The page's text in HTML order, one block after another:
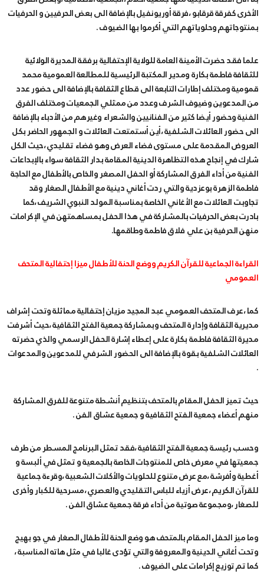
الأخرى كفرقة قرقابو ،فرقة أوريونفيل بالإضافة الى بعض الحرفيين و الحرفيات
بمنتوجاتهم وحلوياتهم التي أكرموا بها الضيوف .
علما فقد حضرت الأمينة العامة للولاية الإحتفالية برفقة المديرة الولائية
للثقافة فاطمة بكارة ومدير المكتبة الرئيسية للمطالعة العمومية محمد
قمومية ومختلف إطارات التابعة الى قطاع الثقافة بالإضافة الى حضور عدد
من المدعوين وضيوف الشرف وعدد من ممثلي الجمعيات ومختلف الفرق
الفنية وحضور أيضا كثير من الفنانيين والشعراء وغيرهم من الأدباء بالإضافة
الى حضور العائلات الشلفية ،أين أستمتعت العائلات و الجمهور الحاضر بكل
العروض المقدمة على مستوى فضاء العرض وهو فضاء تقليدي ،حيث الكل
شارك في إنجاح هذه التظاهرة الدينية المقامة بدار الثقافة سواء بالإبداعات
الفنية من أداء الفرق المشاركة أو الحفل المصغر والخاص بالأطفال مع الحاجة
فاطمة الزهرة بوعزدية والتي ردت أغاني دينية مع الأطفال الصغار وقد
تجاوبت العائلات مع الأغاني الخاصة بمناسبة المولد النبوي الشريف ،كما
بادرت بعض الحرفيات بالمشاركة في هذا الحفل بمساهمتهن في الإكرامات
منهن الحرفية بن علي فلاق فاطمة وطاقمها.
القراءة الجماعية للقرآن الكريم ووضع الحنة للأطفال ميزا إحتفالية المتحف
العمومي
كما ،عرف المتحف العمومي عبد المجيد مزيان إحتفالية مماثلة وتحت إشراف
مديرية الثقافة وإدارة المتحف وبمشاركة جمعية الفتح الثقافية ،حيث أشرفت
مديرة الثقافة فاطمة بكارة على إعطاء إشارة الحفل الرسمي والذي حضرته
العائلات الشلفية بقوة بالإضافة الى الحضور الشرفي للمدعوين والمدعوات
.
حيث تميز الحفل المقام بالمتحف بتنظيم أنشطة متنوعة للفرق المشاركة
منهم أعضاء جمعية الفتح الثقافية و جمعية عشاق الفن .
وحسب رئيسة جمعية الفتح الثقافية ،فقد تمثل البرنامج المسطر من طرف
جمعيتها في معرض خاص للمنتوجات الخاصة بالجمعية و تمثل في ألبسة و
أغطية وأفرشة ،مع عرض متنوع للحلويات والأكلات الشعبية ،وقرءة جماعية
للقرآن الكريم ،عرض أزياء للباس التقليدي والعصري ،مسرحية للكبار وأخرى
للصغار ،ومجموعة صوتية من أداء فرقة جمعية عشاق الفن .
وما ميز الحفل المقام بالمتحف هو وضع الحنة للأطفال الصغار في جو بهيج
وتحت أغاني الدينية والمعروفة والتي تؤدى غالبا في مثل هاته المناسبة ،
كما تم توزيع إكرامات على الضيوف .